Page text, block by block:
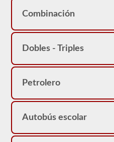
ningún
que
esté
equipado
neumáticos
tendrá
restricción
Combinación
Dobles - Triples
Petrolero
Autobús escolar